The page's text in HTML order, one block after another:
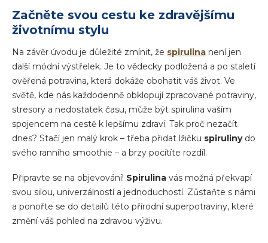
Začněte svou cestu ke zdravějšímu
životnímu stylu
Na závěr úvodu je důležité zmínit, že spirulina není jen
další módní výstřelek. Je to vědecky podložená a po staletí
ověřená potravina, která dokáže obohatit váš život. Ve
světě, kde nás každodenně obklopují zpracované potraviny,
stresory a nedostatek času, může být spirulina vaším
spojencem na cestě k lepšímu zdraví. Tak proč nezačít
dnes? Stačí jen malý krok – třeba přidat lžičku spirulinydo
svého ranního smoothie – a brzy pocítíte rozdíl.
Připravte se na objevování! Spirulina vás možná překvapí
svou silou, univerzálností a jednoduchostí. Zůstaňte s námi
a ponořte se do detailů této přírodní superpotraviny, které
změní váš pohled na zdravou výživu.